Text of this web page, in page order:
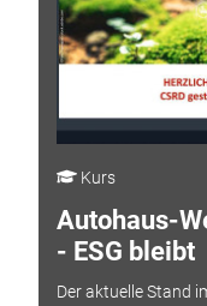
Kurs
Autohaus-
- ESG bleibt
Der aktuelle Stand